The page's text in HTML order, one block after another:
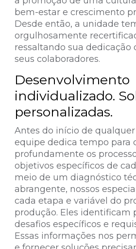
bem-estar e crescimento
Desde então, a unidade
orgulhosamente
ressaltando sua dedicação
seus colaboradores.
Desenvolvimento
individualizado.
personalizadas.
Antes do início de
equipe dedica tempo para
profundamente os
objetivos específicos de
meio de um diagnóstico
abrangente, nossos
cada etapa e variável do
produção. Eles identificam
desafios específicos e
Essas informações nos